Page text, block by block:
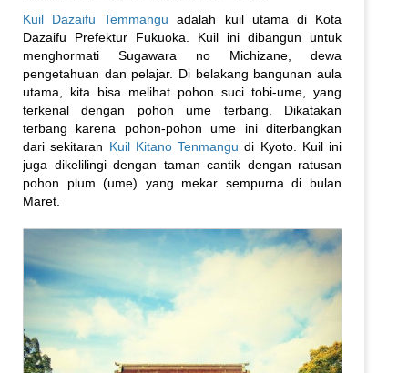
Kuil Dazaifu Temmangu adalah kuil utama di Kota
Dazaifu Prefektur Fukuoka. Kuil ini dibangun untuk
menghormati Sugawara no Michizane, dewa
pengetahuan dan pelajar. Di belakang bangunan aula
utama, kita bisa melihat pohon suci tobi-ume, yang
terkenal dengan pohon ume terbang. Dikatakan
terbang karena pohon-pohon ume ini diterbangkan
dari sekitaran Kuil Kitano Tenmangu di Kyoto. Kuil ini
juga dikelilingi dengan taman cantik dengan ratusan
pohon plum (ume) yang mekar sempurna di bulan
Maret.